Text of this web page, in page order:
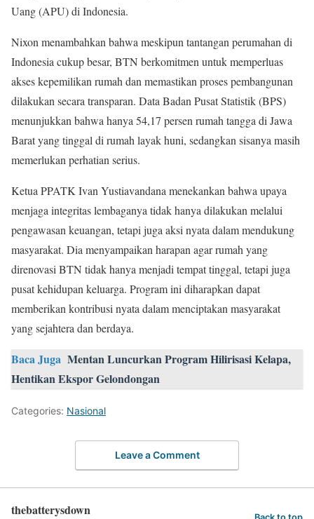
Uang (APU) di Indonesia.
Nixon menambahkan bahwa meskipun tantangan perumahan di
Indonesia cukup besar, BTN berkomitmen untuk memperluas
akses kepemilikan rumah dan memastikan proses pembangunan
dilakukan secara transparan. Data Badan Pusat Statistik (BPS)
menunjukkan bahwa hanya 54,17 persen rumah tangga di Jawa
Barat yang tinggal di rumah layak huni, sedangkan sisanya masih
memerlukan perhatian serius.
Ketua PPATK Ivan Yustiavandana menekankan bahwa upaya
menjaga integritas lembaganya tidak hanya dilakukan melalui
pengawasan keuangan, tetapi juga aksi nyata dalam mendukung
masyarakat. Dia menyampaikan harapan agar rumah yang
direnovasi BTN tidak hanya menjadi tempat tinggal, tetapi juga
pusat kehidupan keluarga. Program ini diharapkan dapat
memberikan kontribusi nyata dalam menciptakan masyarakat
yang sejahtera dan berdaya.
Baca Juga Mentan Luncurkan Program Hilirisasi Kelapa,
Hentikan Ekspor Gelondongan
Categories: Nasional
Leave a Comment
thebatterysdown